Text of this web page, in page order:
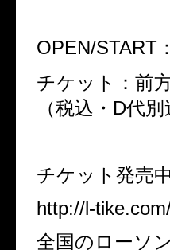
OPEN/START ：
チケット：前
（税込・ D代別
チケット発売中
http://l-
全国のローソン